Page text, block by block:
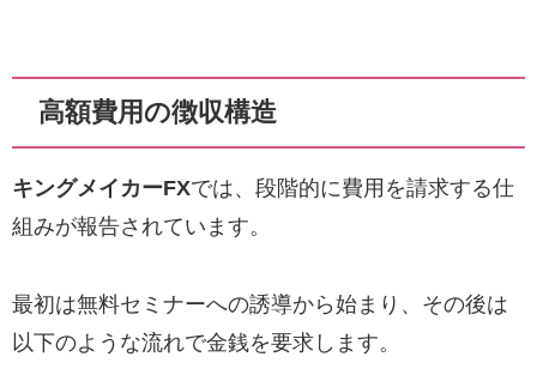
高額費用の徴収構造
キングメイカーFXでは、段階的に費用を請求する仕
組みが報告されています。
最初は無料セミナーへの誘導から始まり、その後は
以下のような流れで金銭を要求します。